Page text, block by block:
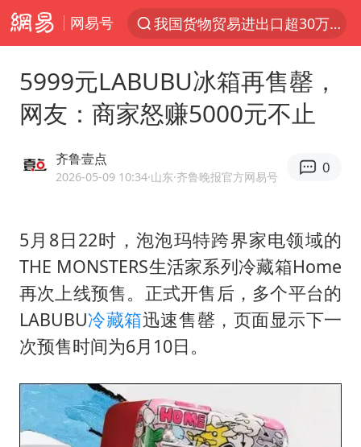
网易号
我国货物贸易进出口超30万亿元
上半年我国机械工业经济运行稳中有进
四川宜宾市高县发生4.9级地震
“立秋的第一杯奶茶”又爆单了
台湾海峡南口北上船舶实施交通管制
方程豹钛9新车申报
5999元LABUBU冰箱再售罄，
网友：商家怒赚5000元不止
齐鲁壹点
2026-05-09 10:34·山东·齐鲁晚报官方网易号
0
5月8日22时，泡泡玛特跨界家电领域的
THE MONSTERS生活家系列冷藏箱Home
再次上线预售。正式开售后，多个平台的
LABUBU冷藏箱迅速售罄，页面显示下一
次预售时间为6月10日。